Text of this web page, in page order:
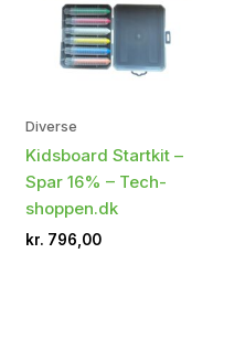
Diverse
Kidsboard Startkit –
Spar 16% – Tech-
shoppen.dk
kr. 796,00